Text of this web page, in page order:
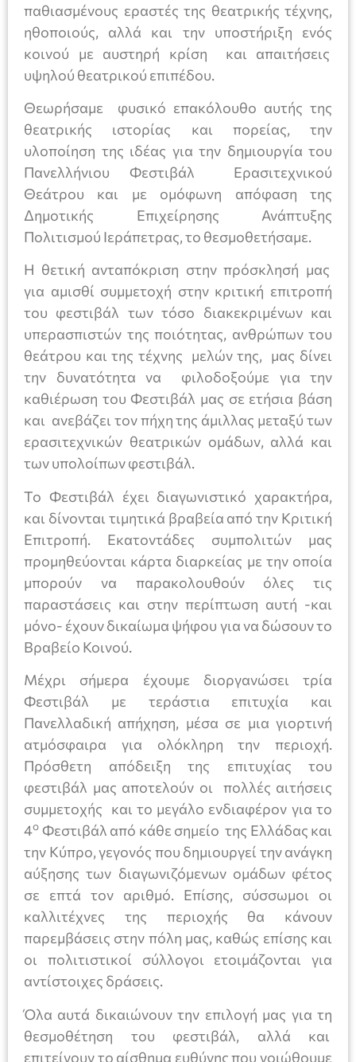
παθιασμένους εραστές της θεατρικής τέχνης,
ηθοποιούς, αλλά και την υποστήριξη ενός
κοινού με αυστηρή κρίση και απαιτήσεις
υψηλού θεατρικού επιπέδου.
Θεωρήσαμε φυσικό επακόλουθο αυτής της
θεατρικής ιστορίας και πορείας, την
υλοποίηση της ιδέας για την δημιουργία του
Πανελλήνιου Φεστιβάλ Ερασιτεχνικού
Θεάτρου και με ομόφωνη απόφαση της
Δημοτικής Επιχείρησης Ανάπτυξης
Πολιτισμού Ιεράπετρας, το θεσμοθετήσαμε.
Η θετική ανταπόκριση στην πρόσκλησή μας
για αμισθί συμμετοχή στην κριτική επιτροπή
του φεστιβάλ των τόσο διακεκριμένων και
υπερασπιστών της ποιότητας, ανθρώπων του
θεάτρου και της τέχνης μελών της, μας δίνει
την δυνατότητα να φιλοδοξούμε για την
καθιέρωση του Φεστιβάλ μας σε ετήσια βάση
και ανεβάζει τον πήχη της άμιλλας μεταξύ των
ερασιτεχνικών θεατρικών ομάδων, αλλά και
των υπολοίπων φεστιβάλ.
Το Φεστιβάλ έχει διαγωνιστικό χαρακτήρα,
και δίνονται τιμητικά βραβεία από την Κριτική
Επιτροπή. Εκατοντάδες συμπολιτών μας
προμηθεύονται κάρτα διαρκείας με την οποία
μπορούν να παρακολουθούν όλες τις
παραστάσεις και στην περίπτωση αυτή -και
μόνο- έχουν δικαίωμα ψήφου για να δώσουν το
Βραβείο Κοινού.
Μέχρι σήμερα έχουμε διοργανώσει τρία
Φεστιβάλ με τεράστια επιτυχία και
Πανελλαδική απήχηση, μέσα σε μια γιορτινή
ατμόσφαιρα για ολόκληρη την περιοχή.
Πρόσθετη απόδειξη της επιτυχίας του
φεστιβάλ μας αποτελούν οι πολλές αιτήσεις
συμμετοχής και το μεγάλο ενδιαφέρον για το
4ο Φεστιβάλ από κάθε σημείο της Ελλάδας και
την Κύπρο, γεγονός που δημιουργεί την ανάγκη
αύξησης των διαγωνιζόμενων ομάδων φέτος
σε επτά τον αριθμό. Επίσης, σύσσωμοι οι
καλλιτέχνες της περιοχής θα κάνουν
παρεμβάσεις στην πόλη μας, καθώς επίσης και
οι πολιτιστικοί σύλλογοι ετοιμάζονται για
αντίστοιχες δράσεις.
Όλα αυτά δικαιώνουν την επιλογή μας για τη
θεσμοθέτηση του φεστιβάλ, αλλά και
επιτείνουν το αίσθημα ευθύνης που νοιώθουμε